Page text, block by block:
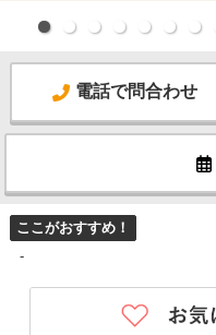
電話で問合わせ
ここがおすすめ！
-